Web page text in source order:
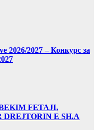
2026/2027 – Конкурс за
FETAJI,
E SH.A